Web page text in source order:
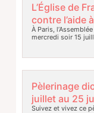
L’Église de
contre l’aide
À Paris,
mercredi soir 15
Pèlerinage
juillet au 25
Suivez et vivez ce